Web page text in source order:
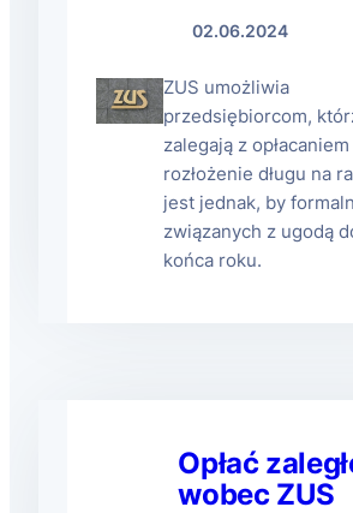
02.06.2024
ZUS umożliwia
przedsiębiorcom,
zalegają z opłacaniem
rozłożenie długu na
jest jednak, by
związanych z ugodą
końca roku.
Opłać
wobec ZUS